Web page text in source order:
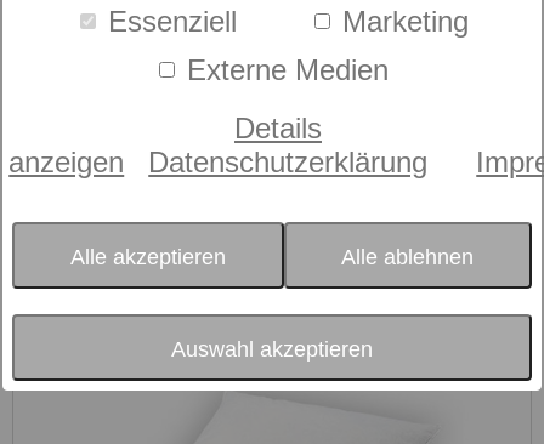
Essenziell
Marketing
Externe Medien
Details
anzeigen
Datenschutzerklärung
Alle akzeptieren Alle ablehnen
Auswahl akzeptieren
- bitte wählen -
Sortierung nach